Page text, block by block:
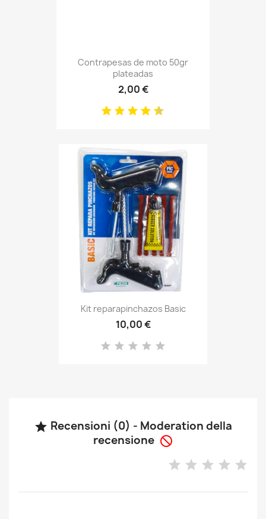
Contrapesas de moto 50gr
plateadas
2,00 €
Kit reparapinchazos Basic
10,00 €
 Recensioni (0) - Moderation della
recensione 